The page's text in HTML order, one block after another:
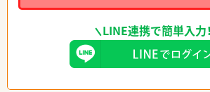
LINE連携で簡単入力！